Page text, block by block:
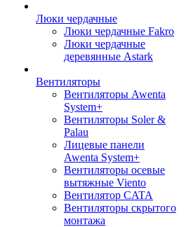
Люки чердачные
Люки чердачные Fakro
Люки чердачные
деревянные Astark
Вентиляторы
Вентиляторы Awenta
System+
Вентиляторы Soler &
Palau
Лицевые панели
Awenta System+
Вентиляторы осевые
вытяжные Viento
Вентилятор CATA
Вентиляторы скрытого
монтажа